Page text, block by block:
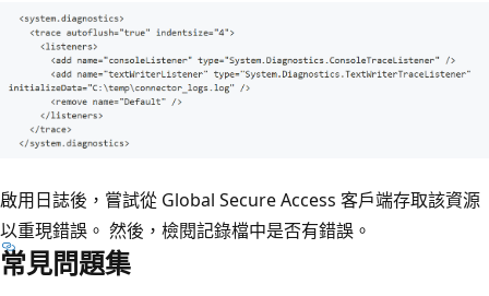
啟用日誌後，嘗試從 Global Secure Access 客戶端存取該資源
以重現錯誤。 然後，檢閱記錄檔中是否有錯誤。
常見問題集